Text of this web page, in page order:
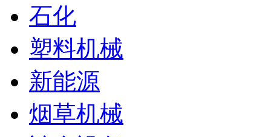
石化
塑料机械
新能源
烟草机械